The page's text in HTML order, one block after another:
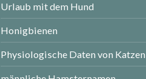
Urlaub mit dem Hund
Honigbienen
Physiologische Daten von Katzen